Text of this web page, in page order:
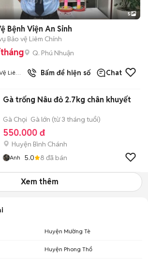
5
Bệnh Viện An Sinh
Bảo vệ Liêm Chính
Q. Phú Nhuận
Liêm
1đã bán
Bấm để hiện số Chat
Gà trống Nâu đỏ 2.7kg chân khuyết
Gà Chọi Gà lớn (từ 3 tháng tuổi)
550.000 đ
Huyện Bình Chánh
Anh 5.0 8 đã bán
Xem thêm
Huyện Mường Tè
Huyện Phong Thổ